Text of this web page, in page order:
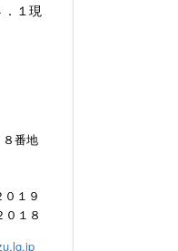
１現
番地
１９
１８